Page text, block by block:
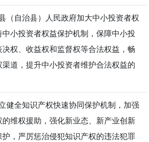
（自治县）人民政府加大中小投资者权
小投资者权益保护机制，保障中小投
权、收益权和监督权等合法权益，畅
道，提升中小投资者维护合法权益的
健全知识产权快速协同保护机制，加强
维权援助，强化新业态、新产业创新
，严厉惩治侵犯知识产权的违法犯罪